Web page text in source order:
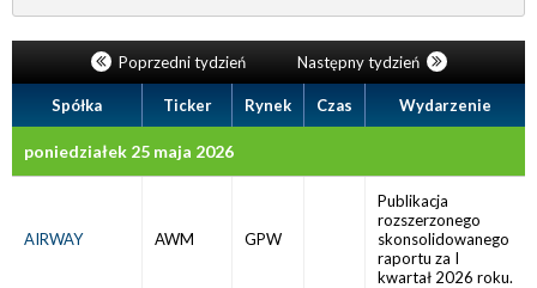
Poprzedni tydzień Następny tydzień
Spółka Ticker Rynek Czas Wydarzenie
poniedziałek 25 maja 2026
AIRWAY AWM GPW
Publikacja
rozszerzonego
skonsolidowanego
raportu za I
kwartał 2026 roku.